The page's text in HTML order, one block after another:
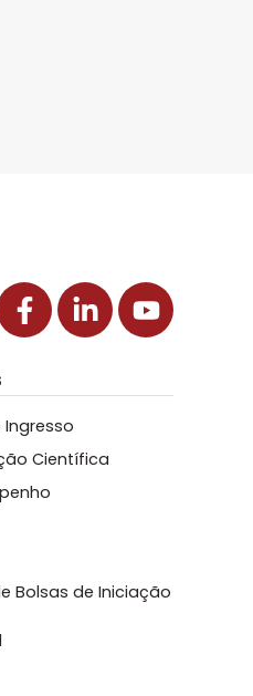
Científica
Bolsas de Iniciação